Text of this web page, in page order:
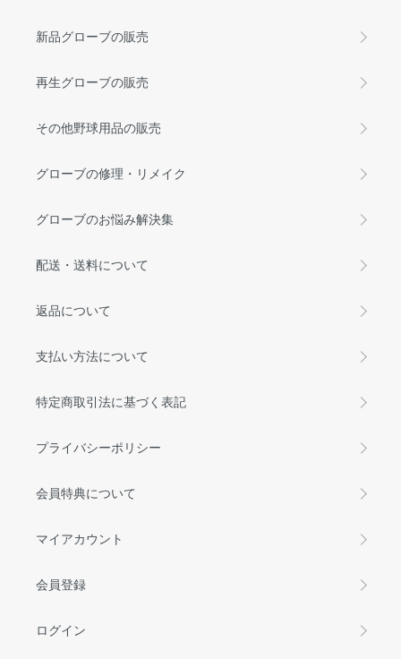
新品グローブの販売
再生グローブの販売
その他野球用品の販売
グローブの修理・リメイク
グローブのお悩み解決集
配送・送料について
返品について
支払い方法について
特定商取引法に基づく表記
プライバシーポリシー
会員特典について
マイアカウント
会員登録
ログイン